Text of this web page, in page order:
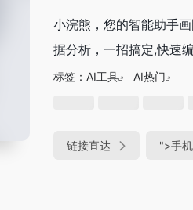
小浣熊，您的智能助手
据分析，一招搞定,快速
标签： AI工具 AI热门
链接直达 ">手